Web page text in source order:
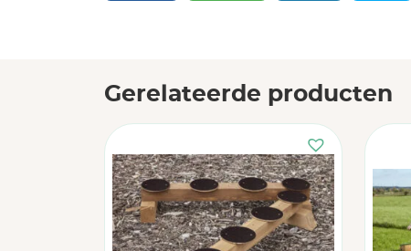
Gerelateerde producten